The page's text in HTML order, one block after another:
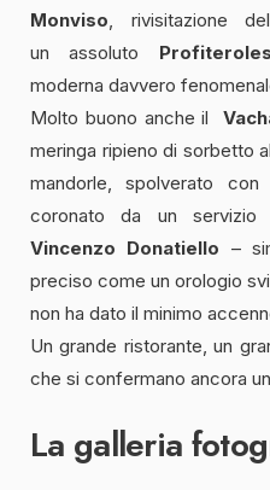
Monviso, rivisitazione
un assoluto Profiteroles
moderna davvero
Molto buono anche il
meringa ripieno di sorbetto
mandorle, spolverato
coronato da un servizio
Vincenzo Donatiello –
preciso come un orologio
non ha dato il minimo
Un grande ristorante, un
che si confermano ancora
La galleria